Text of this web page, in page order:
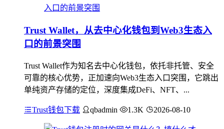
Trust Wallet，从去中心化钱包到Web3生态入
口的前景突围
Trust Wallet作为知名去中心化钱包，依托非托管、安全
可靠的核心优势，正加速向Web3生态入口突围，它跳出
单纯资产存储的定位，深度集成DeFi、NFT、...
Trust钱包下载 qbadmin 1.3K 2026-08-10